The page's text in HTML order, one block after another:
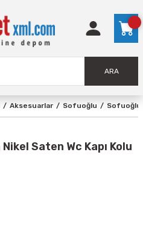
ARA
Aksesuarlar Sofuoğlu Sofuoğlu
Saten Wc Kapı Kolu